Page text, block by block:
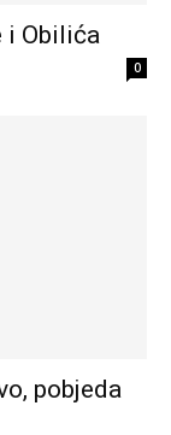
i Obilića
0
pobjeda